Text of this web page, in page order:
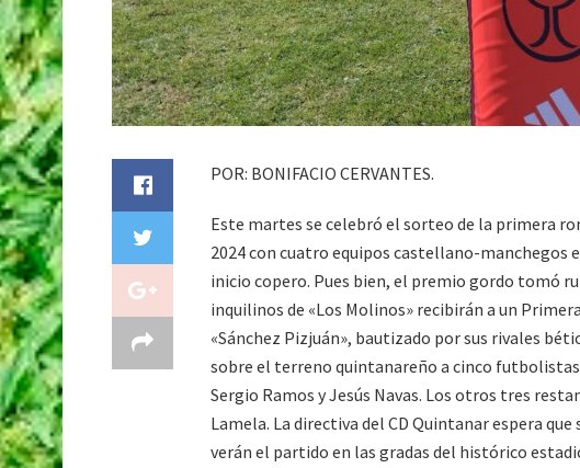
POR: BONIFACIO CERVANTES.
Este martes se celebró el sorteo de la primera
2024 con cuatro equipos castellano-manchegos
inicio copero. Pues bien, el premio gordo tomó
inquilinos de «Los Molinos» recibirán a un
«Sánchez Pizjuán», bautizado por sus rivales
sobre el terreno quintanareño a cinco
Sergio Ramos y Jesús Navas. Los otros tres
Lamela. La directiva del CD Quintanar espera
verán el partido en las gradas del histórico